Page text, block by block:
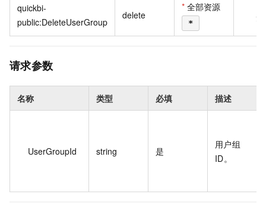
quickbi-
public:DeleteUserGroup
delete
* 全部资源
* 无
请求参数
名称 类型 必填 描述
UserGroupId string 是
用户组
ID。